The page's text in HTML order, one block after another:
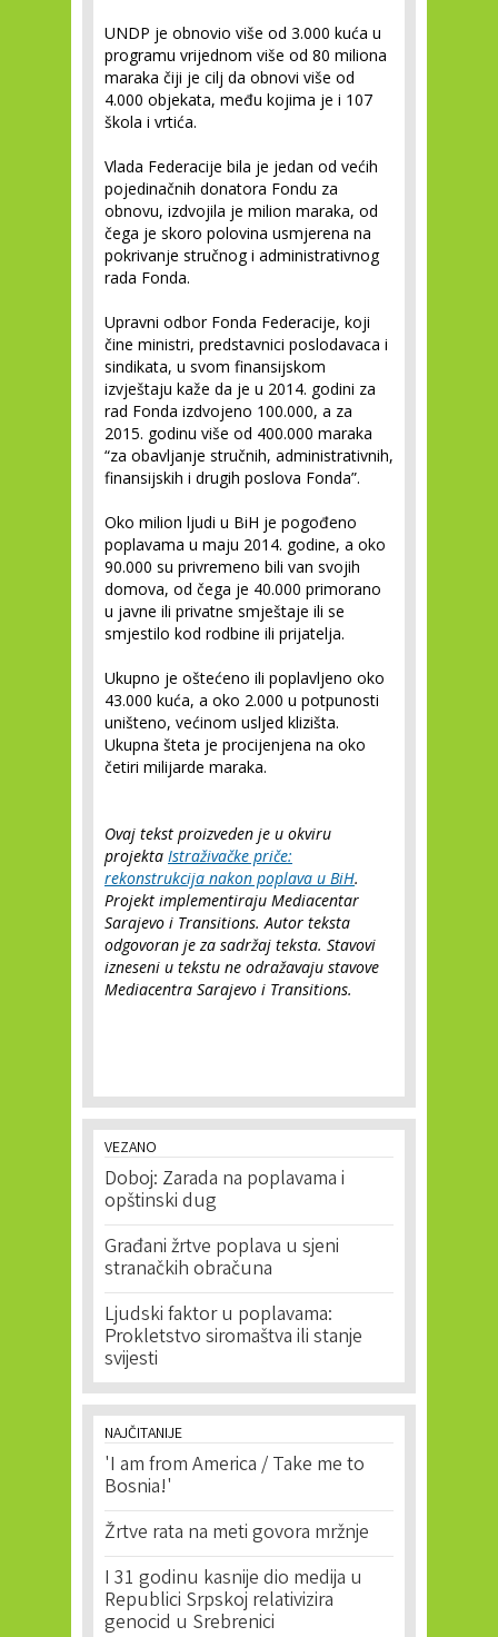
UNDP je obnovio više od 3.000 kuća u
programu vrijednom više od 80 miliona
maraka čiji je cilj da obnovi više od
4.000 objekata, među kojima je i 107
škola i vrtića.
Vlada Federacije bila je jedan od većih
pojedinačnih donatora Fondu za
obnovu, izdvojila je milion maraka, od
čega je skoro polovina usmjerena na
pokrivanje stručnog i administrativnog
rada Fonda.
Upravni odbor Fonda Federacije, koji
čine ministri, predstavnici poslodavaca i
sindikata, u svom finansijskom
izvještaju kaže da je u 2014. godini za
rad Fonda izdvojeno 100.000, a za
2015. godinu više od 400.000 maraka
“za obavljanje stručnih, administrativnih,
finansijskih i drugih poslova Fonda”.
Oko milion ljudi u BiH je pogođeno
poplavama u maju 2014. godine, a oko
90.000 su privremeno bili van svojih
domova, od čega je 40.000 primorano
u javne ili privatne smještaje ili se
smjestilo kod rodbine ili prijatelja.
Ukupno je oštećeno ili poplavljeno oko
43.000 kuća, a oko 2.000 u potpunosti
uništeno, većinom usljed klizišta.
Ukupna šteta je procijenjena na oko
četiri milijarde maraka.
Ovaj tekst proizveden je u okviru
projekta Istraživačke priče:
rekonstrukcija nakon poplava u BiH.
Projekt implementiraju Mediacentar
Sarajevo i Transitions. Autor teksta
odgovoran je za sadržaj teksta. Stavovi
izneseni u tekstu ne odražavaju stavove
Mediacentra Sarajevo i Transitions.
VEZANO
Doboj: Zarada na poplavama i
opštinski dug
Građani žrtve poplava u sjeni
stranačkih obračuna
Ljudski faktor u poplavama:
Prokletstvo siromaštva ili stanje
svijesti
NAJČITANIJE
'I am from America / Take me to
Bosnia!'
Žrtve rata na meti govora mržnje
I 31 godinu kasnije dio medija u
Republici Srpskoj relativizira
genocid u Srebrenici